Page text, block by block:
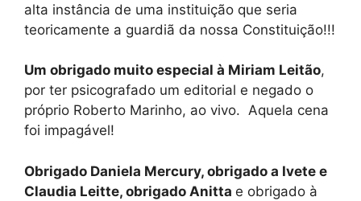
alta instância de uma instituição que seria
teoricamente a guardiã da nossa Constituição!!!
Um obrigado muito especial à Miriam Leitão,
por ter psicografado um editorial e negado o
próprio Roberto Marinho, ao vivo. Aquela cena
foi impagável!
Obrigado Daniela Mercury, obrigado a Ivete e
Claudia Leitte, obrigado Anitta e obrigado à